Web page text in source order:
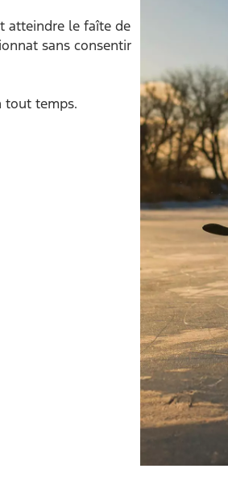
atteindre le faîte de
sans consentir
tout temps.